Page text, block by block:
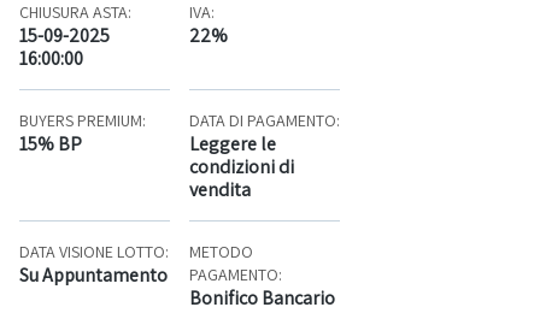
CHIUSURA ASTA:
15-09-2025
16:00:00
IVA:
22%
BUYERS PREMIUM:
15% BP
DATA DI PAGAMENTO:
Leggere le
condizioni di
vendita
DATA VISIONE LOTTO:
Su Appuntamento
METODO
PAGAMENTO:
Bonifico Bancario